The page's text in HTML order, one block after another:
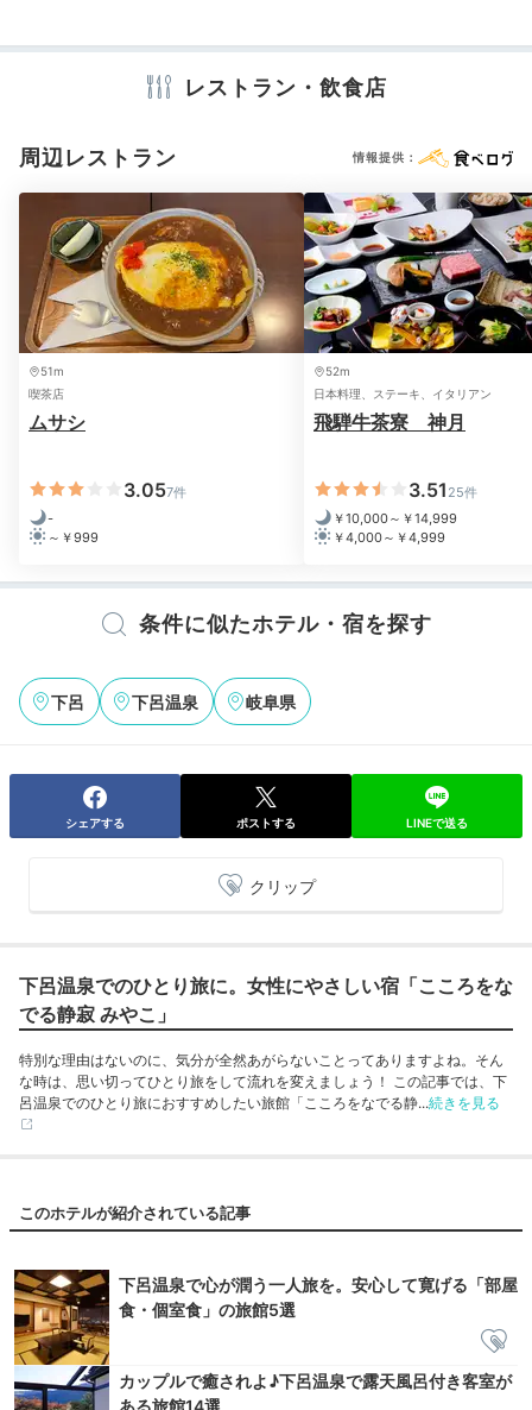
冷蔵庫 エアコン スリッパ
セーフティボックス
ボディソープ シャワーキャップ
バスタオル
※設備・アメニティは、確認が取れている情報を表示しています。
レストラン・飲食店
周辺レストラン 情報提供：
51m
喫茶店
ムサシ
3.057件
-
～￥999
52m
日本料理、ステーキ、イタリアン
飛騨牛茶寮 神月
3.51 25件
￥10,000～￥14,999
￥4,000～￥4,999
条件に似たホテル・宿を探す
下呂 下呂温泉 岐阜県
シェアする ポストする LINEで送る
クリップ
下呂温泉でのひとり旅に。女性にやさしい宿「こころをな
でる静寂 みやこ」
特別な理由はないのに、気分が全然あがらないことってありますよね。そん
な時は、思い切ってひとり旅をして流れを変えましょう！ この記事では、下
呂温泉でのひとり旅におすすめしたい旅館「こころをなでる静...続きを見る
このホテルが紹介されている記事
下呂温泉で心が潤う一人旅を。安心して寛げる「部屋
食・個室食」の旅館5選
カップルで癒されよ♪下呂温泉で露天風呂付き客室が
ある旅館14選